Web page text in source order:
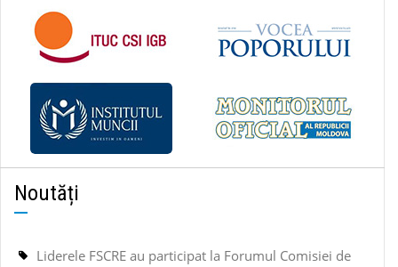
Noutăți
Liderele FSCRE au participat la Forumul Comisiei de